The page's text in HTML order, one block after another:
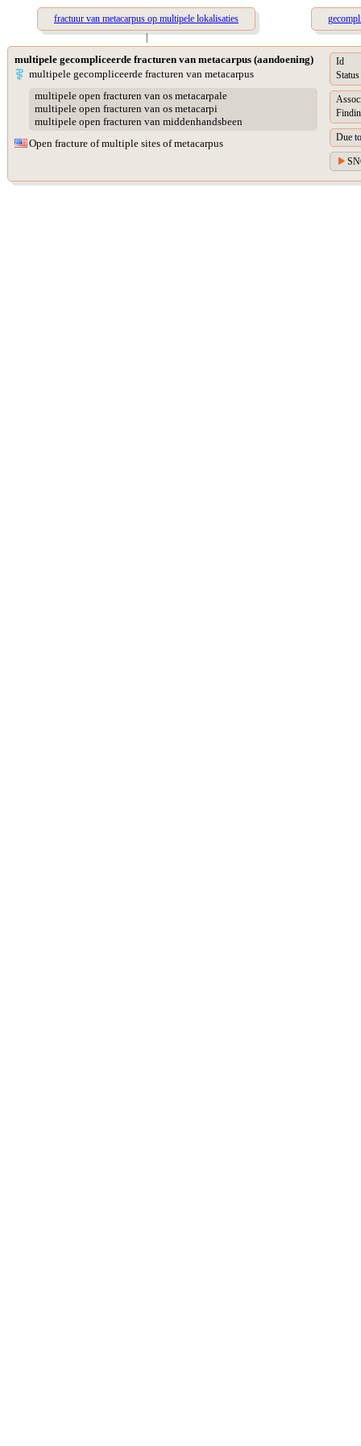
fractuur van metacarpus op multipele lokalisaties
|
multipele gecompliceerde fracturen van metacarpus (aandoening)
multipele gecompliceerde fracturen van metacarpus
multipele open fracturen van os metacarpale
multipele open fracturen van os metacarpi
multipele open fracturen van middenhandsbeen
Open fracture of multiple sites of metacarpus
Id
Status
Due to